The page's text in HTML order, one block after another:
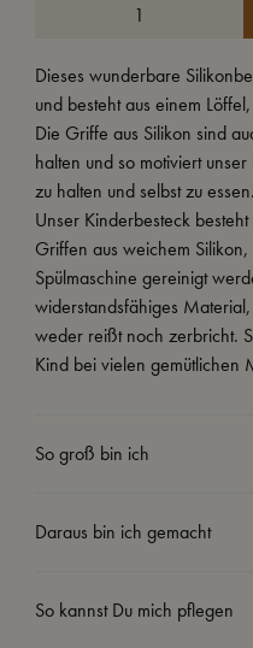
Dieses wunderbare
und besteht aus einem
Die Griffe aus Silikon sind
halten und so motiviert
zu halten und selbst zu essen.
Unser Kinderbesteck
Griffen aus weichem
Spülmaschine gereinigt
widerstandsfähiges
weder reißt noch zerbricht.
Kind bei vielen gemütlichen
So groß bin ich
Daraus bin ich gemacht
So kannst Du mich pflegen